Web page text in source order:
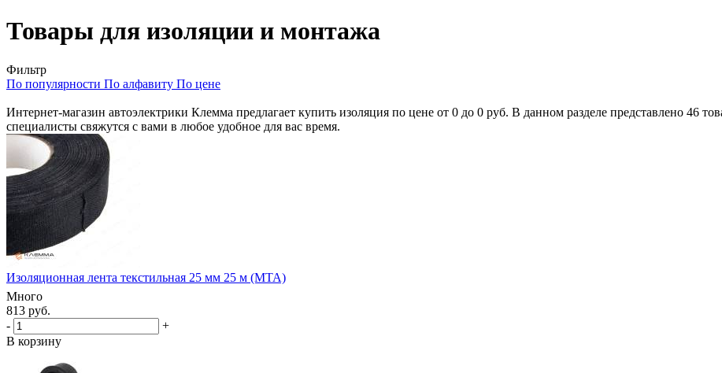
Товары для изоляции и монтажа
Фильтр
По популярности По алфавиту По цене
Интернет-магазин автоэлектрики Клемма предлагает купить изоляция по цене от 0 до 0 руб. В данном разделе представлено 46
специалисты свяжутся с вами в любое удобное для вас время.
Изоляционная лента текстильная 25 мм 25 м (MTA)
Много
813 руб.
-
+
В корзину